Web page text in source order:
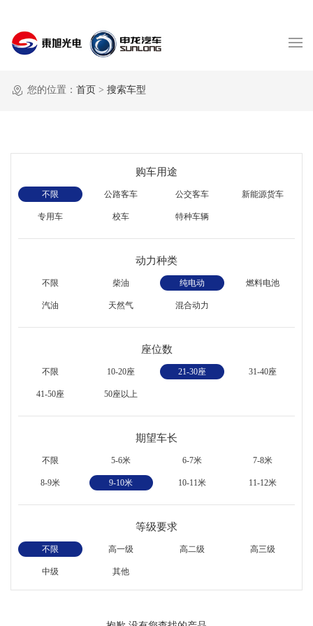
您的位置： 首页 > 搜索车型
购车用途
不限 公路客车 公交客车 新能源货车
专用车 校车 特种车辆
动力种类
不限 柴油 纯电动 燃料电池
汽油 天然气 混合动力
座位数
不限 10-20座 21-30座 31-40座
41-50座 50座以上
期望车长
不限 5-6米 6-7米 7-8米
8-9米 9-10米 10-11米 11-12米
等级要求
不限 高一级 高二级 高三级
中级 其他